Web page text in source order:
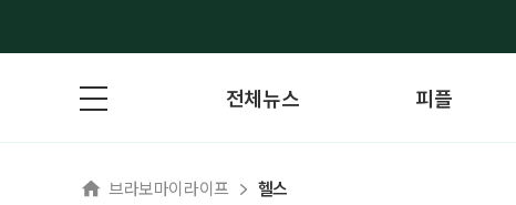
전체뉴스 피플
브라보마이라이프 헬스